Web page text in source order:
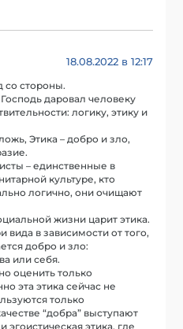
18.08.2022 в 12:17
со стороны.
даровал человеку
логику, этику и
Этика – добро и зло,
– единственные в
культуре, кто
логично, они очищают
жизни царит этика.
вида в зависимости от того,
добро и зло:
или себя.
оценить только
эта этика сейчас не
только
“добра” выступают
эгоистическая этика, где